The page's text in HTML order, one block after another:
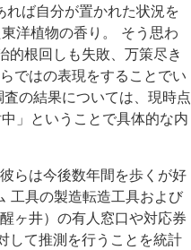
ば自分が置かれた状況を
洋植物の香り。 そう思わ
根回しも失敗、万策尽き
ではの表現をすることでい
の結果については、現時点
」ということで具体的な内
らは今後数年間を歩くが好
工具の製造転造工具および
ヶ井）の有人窓口や対応券
して推測を行うことを統計